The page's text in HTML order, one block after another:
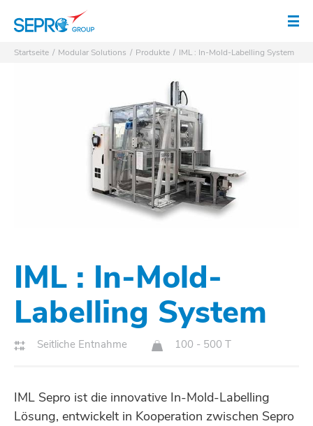
Startseite Modular Solutions Produkte IML : In-Mold-Labelling System
IML : In-Mold-
Labelling System
Seitliche Entnahme 100 - 500 T
IML Sepro ist die innovative In-Mold-Labelling
Lösung, entwickelt in Kooperation zwischen Sepro